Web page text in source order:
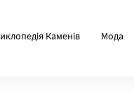
Каменів Мода